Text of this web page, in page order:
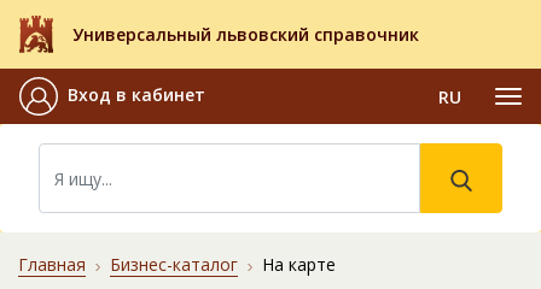
Универсальный львовский справочник
Вход в кабинет RU
Главная Бизнес-каталог На карте